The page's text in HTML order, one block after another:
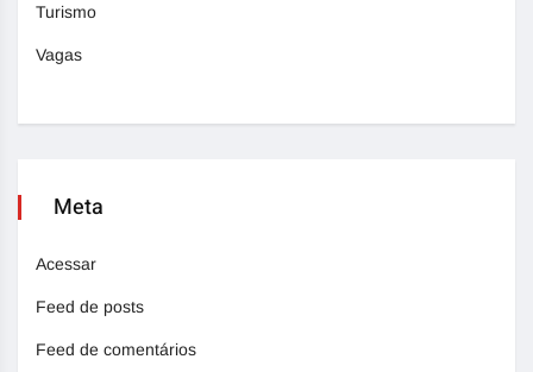
Turismo
Vagas
Meta
Acessar
Feed de posts
Feed de comentários